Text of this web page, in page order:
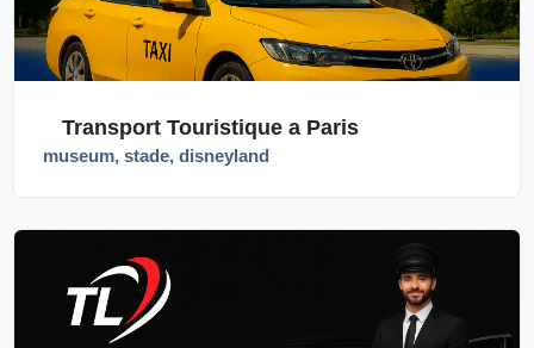
Transport Touristique a Paris
museum, stade, disneyland